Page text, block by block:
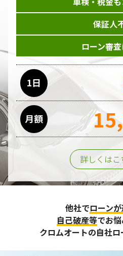
当ホームページはサービスに関
資料のご請求や各サービス等の
ージのサービス提供過程で、氏
情報を書面、電子媒体、ウェブ
委託先の管理･監督
利用目的の遂行のために業務を
り扱いに関する委託先の適正な
第三者への提供
個人情報は、ご本人の同意を得
る場合を除き、第三者に提供す
失、破壊、改ざん及び漏えいな
に努め、合理的な安全対策を講
また、個人情報保護に関する法
するとともに、この方針に基づ
定め、その内容を継続的に見直
保証人
ローン審
1日
月額
詳しくはこ
他社でローンが
自己破産等でお悩
クロムオートの自社